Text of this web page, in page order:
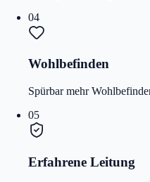
04
Wohlbefinden
Spürbar mehr
05
Erfahrene Leitung